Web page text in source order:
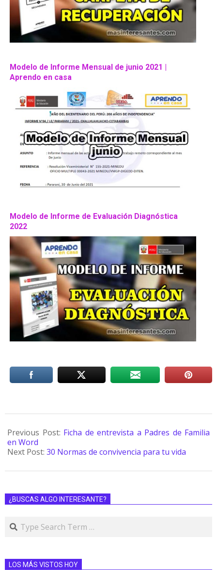
Modelo de Informe Mensual de junio 2021 |
Aprendo en casa
Modelo de Informe de Evaluación Diagnóstica
2022
Previous Post: Ficha de entrevista a Padres de Familia
en Word
Next Post: 30 Normas de convivencia para tu vida
¿BUSCAS ALGO INTERESANTE?
LOS MÁS VISTOS HOY